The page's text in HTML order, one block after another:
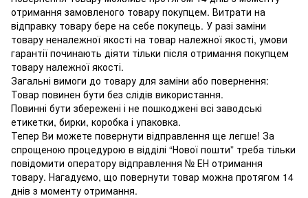
отримання замовленого товару покупцем. Витрати на
відправку товару бере на себе покупець. У разі заміни
товару неналежної якості на товар належної якості, умови
гарантії починають діяти тільки після отримання покупцем
товару належної якості.
Загальні вимоги до товару для заміни або повернення:
Товар повинен бути без слідів використання.
Повинні бути збережені і не пошкоджені всі заводські
етикетки, бирки, коробка і упаковка.
Тепер Ви можете повернути відправлення ще легше! За
спрощеною процедурою в відділі “Нової пошти” треба тільки
повідомити оператору відправлення № ЕН отримання
товару. Нагадуємо, що повернути товар можна протягом 14
днів з моменту отримання.